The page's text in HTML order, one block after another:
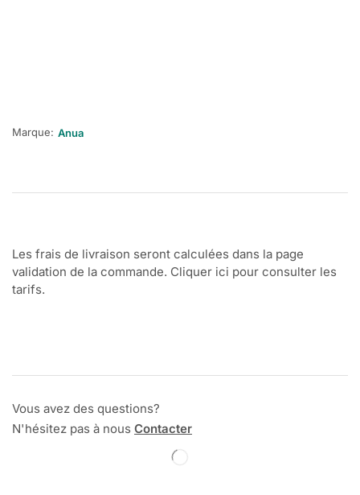
Marque: Anua
Les frais de livraison seront calculées dans la page
validation de la commande. Cliquer ici pour consulter les
tarifs.
Vous avez des questions?
N'hésitez pas à nous Contacter